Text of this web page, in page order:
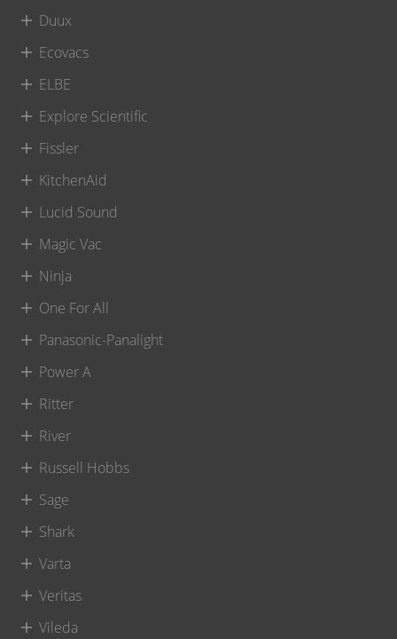
Duux
Ecovacs
ELBE
Explore Scientific
Fissler
KitchenAid
Lucid Sound
Magic Vac
Ninja
One For All
Panasonic-Panalight
Power A
Ritter
River
Russell Hobbs
Sage
Shark
Varta
Veritas
Vileda